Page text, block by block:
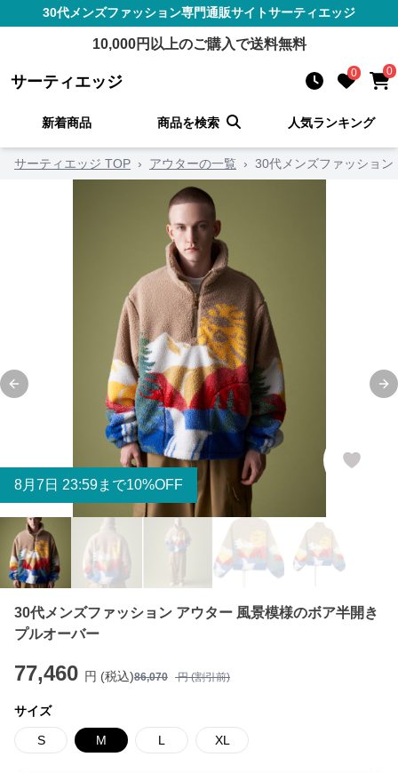
30代メンズファッション専門通販サイトサーティエッジ
10,000円以上のご購入で送料無料
サーティエッジ 0 0
新着商品 商品を検索 人気ランキング
サーティエッジ TOP › アウターの一覧 › 30代メンズファッショ
Previous slide
8月 7 日 23:59まで10%OFF
30代メンズファッション アウター 風景模様のボア半開き
プルオーバー
77,460 円 (税込)86,070 円 (割引前)
サイズ
S M L XL